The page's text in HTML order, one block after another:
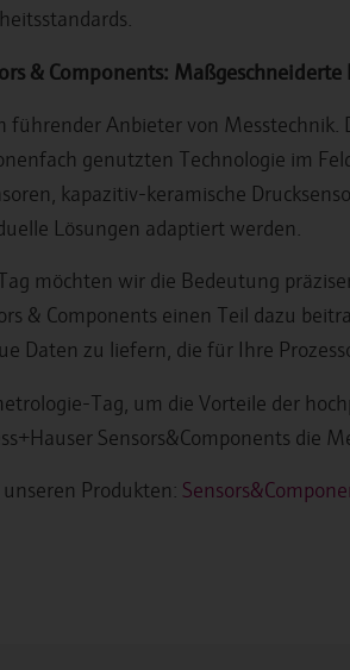
& Components: Maßgeschneiderte
führender Anbieter von
genutzten Technologie im
kapazitiv-keramische
Lösungen adaptiert werden.
möchten wir die Bedeutung
& Components einen Teil dazu
Daten zu liefern, die für Ihre
Tag, um die Vorteile der
Sensors&Components die
Produkten: